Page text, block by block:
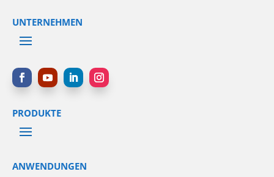
UNTERNEHMEN
PRODUKTE
ANWENDUNGEN